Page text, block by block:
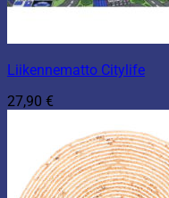
Liikennematto Citylife
27,90 €